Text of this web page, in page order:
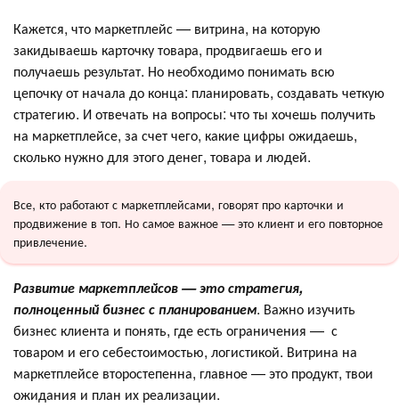
Кажется, что маркетплейс — витрина, на которую
закидываешь карточку товара, продвигаешь его и
получаешь результат. Но необходимо понимать всю
цепочку от начала до конца: планировать, создавать четкую
стратегию. И отвечать на вопросы: что ты хочешь получить
на маркетплейсе, за счет чего, какие цифры ожидаешь,
сколько нужно для этого денег, товара и людей.
Все, кто работают с маркетплейсами, говорят про карточки и
продвижение в топ. Но самое важное — это клиент и его повторное
привлечение.
Развитие маркетплейсов — это стратегия,
полноценный бизнес с планированием. Важно изучить
бизнес клиента и понять, где есть ограничения — с
товаром и его себестоимостью, логистикой. Витрина на
маркетплейсе второстепенна, главное — это продукт, твои
ожидания и план их реализации.